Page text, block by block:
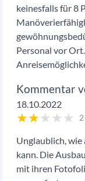
keinesfalls für 8
Personal vor
18.10.2022
★★★★★
Unglaublich, wie
kann. Die
mit ihren